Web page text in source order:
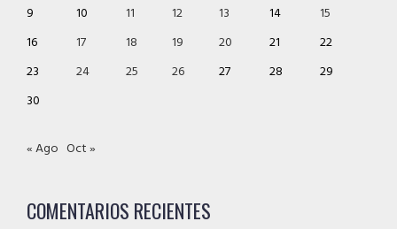
9
10 11 12 13 14
15
16
17 18 19 20 21
22
23
24 25 26 27 28
29
30
« Ago Oct »
COMENTARIOS RECIENTES